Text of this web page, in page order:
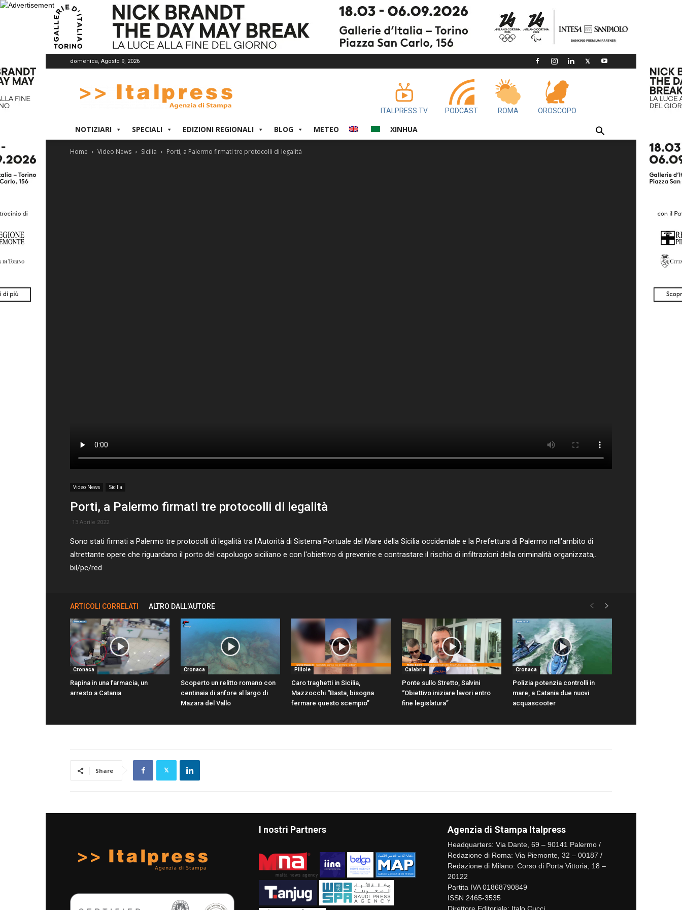
domenica, Agosto 9, 2026
ITALPRESS TV PODCAST ROMA OROSCOPO
NOTIZIARI SPECIALI EDIZIONI REGIONALI BLOG METEO XINHUA
Home Video News Sicilia Porti, a Palermo firmati tre protocolli di legalità
Video News Sicilia
Porti, a Palermo firmati tre protocolli di legalità
13 Aprile 2022
Sono stati firmati a Palermo tre protocolli di legalità tra l'Autorità di Sistema Portuale del Mare della Sicilia occidentale e la Prefettura di Palermo nell'ambito di
altrettante opere che riguardano il porto del capoluogo siciliano e con l'obiettivo di prevenire e contrastare il rischio di infiltrazioni della criminalità organizzata,.
bil/pc/red
ARTICOLI CORRELATI ALTRO DALL'AUTORE
Cronaca
Rapina in una farmacia, un
arresto a Catania
Cronaca
Scoperto un relitto romano con
centinaia di anfore al largo di
Mazara del Vallo
Pillole
Caro traghetti in Sicilia,
Mazzocchi “Basta, bisogna
fermare questo scempio”
Calabria
Ponte sullo Stretto, Salvini
“Obiettivo iniziare lavori entro
fine legislatura”
Cronaca
Polizia potenzia controlli in
mare, a Catania due nuovi
acquascooter
Share
I nostri Partners Agenzia di Stampa Italpress
Headquarters: Via Dante, 69 – 90141 Palermo /
Redazione di Roma: Via Piemonte, 32 – 00187 /
Redazione di Milano: Corso di Porta Vittoria, 18 –
20122
Partita IVA 01868790849
ISSN 2465-3535